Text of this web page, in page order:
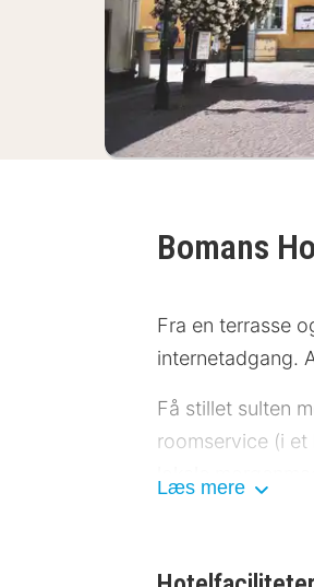
Bomans
Fra en terrasse
internetadgang.
Få stillet sulten
roomservice (i
Læs mere